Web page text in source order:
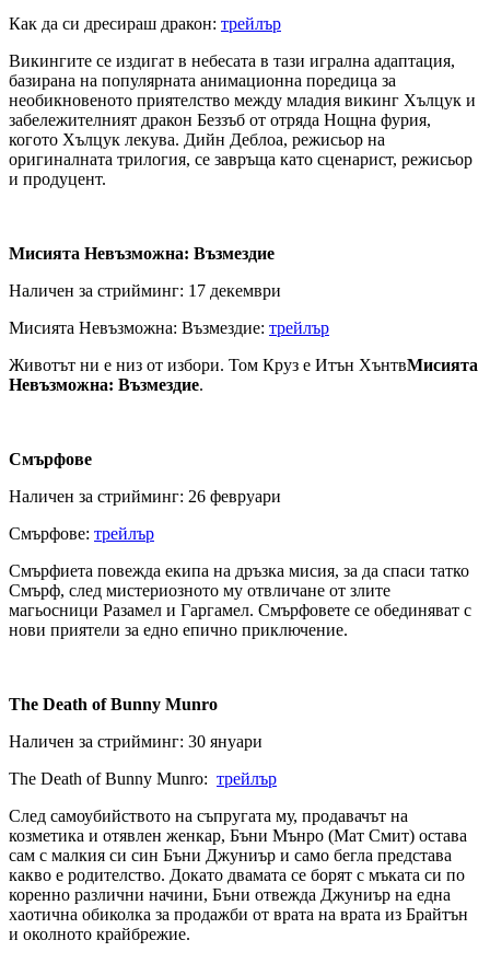
Как да си дресираш дракон: трейлър
Викингите се издигат в небесата в тази игрална адаптация,
базирана на популярната анимационна поредица за
необикновеното приятелство между младия викинг Хълцук и
забележителният дракон Беззъб от отряда Нощна фурия,
когото Хълцук лекува. Дийн Деблоа, режисьор на
оригиналната трилогия, се завръща като сценарист, режисьор
и продуцент.
Мисията Невъзможна: Възмездие
Наличен за стрийминг: 17 декември
Мисията Невъзможна: Възмездие: трейлър
Животът ни е низ от избори. Том Круз е Итън ХънтвМисията
Невъзможна: Възмездие.
Смърфове
Наличен за стрийминг: 26 февруари
Смърфове: трейлър
Смърфиета повежда екипа на дръзка мисия, за да спаси татко
Смърф, след мистериозното му отвличане от злите
магьосници Разамел и Гаргамел. Смърфовете се обединяват с
нови приятели за едно епично приключение.
The Death of Bunny Munro
Наличен за стрийминг: 30 януари
The Death of Bunny Munro: трейлър
След самоубийството на съпругата му, продавачът на
козметика и отявлен женкар, Бъни Мънро (Мат Смит) остава
сам с малкия си син Бъни Джуниър и само бегла представа
какво е родителство. Докато двамата се борят с мъката си по
коренно различни начини, Бъни отвежда Джуниър на една
хаотична обиколка за продажби от врата на врата из Брайтън
и околното крайбрежие.